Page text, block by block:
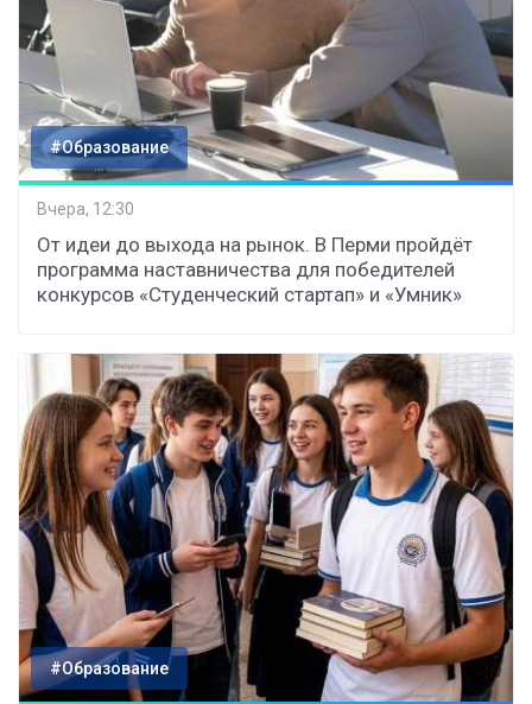
#Образование
Вчера, 12:30
От идеи до выхода на рынок. В Перми пройдёт
программа наставничества для победителей
конкурсов «Студенческий стартап» и «Умник»
#Образование